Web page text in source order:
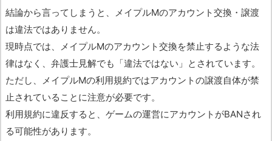
結論から言ってしまうと、メイプルMのアカウント交換・譲渡
は違法ではありません。
現時点では、メイプルMのアカウント交換を禁止するような法
律はなく、弁護士見解でも「違法ではない」とされています。
ただし、メイプルMの利用規約ではアカウントの譲渡自体が禁
止されていることに注意が必要です。
利用規約に違反すると、ゲームの運営にアカウントがBANされ
る可能性があります。